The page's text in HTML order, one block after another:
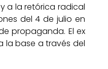
a la retórica radical
del 4 de julio en
propaganda. El ex
la base a través del